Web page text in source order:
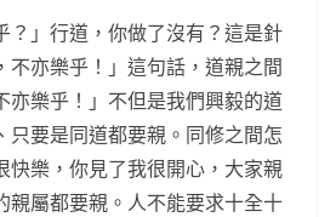
？」行道，你做了沒有？這是針
不亦樂乎！」這句話，道親之間
亦樂乎！」不但是我們興毅的道
只要是同道都要親。同修之間怎
快樂，你見了我很開心，大家親
親屬都要親。人不能要求十全十